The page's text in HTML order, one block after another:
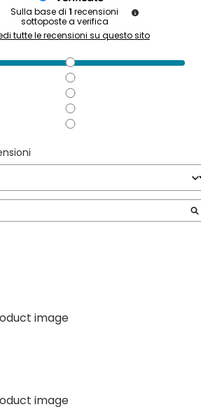
Sulla base di1 recensioni
sottoposte a verifica
tutte le recensioni su questo sito